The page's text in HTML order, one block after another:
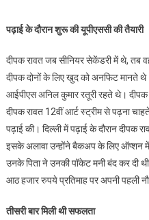
पढ़ाई के दौरान शुरू की यूपीएससी की तैयारी
दीपक रावत जब सीनियर सेकेंडरी में थे, तब
दीपक दोनों के लिए खुद को अनफिट मानते
आईपीएस अनिल कुमार रतूरी रहते थे। दीपक
दीपक रावत 12वीं आर्ट स्ट्रीम से पढ़ना
पढ़ाई की। दिल्ली में पढ़ाई के दौरान दीपक
इसके अलावा उन्होंने बैकअप के लिए ऑप्शन में
उनके पिता ने उनकी पॉकेट मनी बंद कर दी
आठ हजार रुपये प्रतिमाह पर अपनी पहली
तीसरी बार मिली थी सफलता